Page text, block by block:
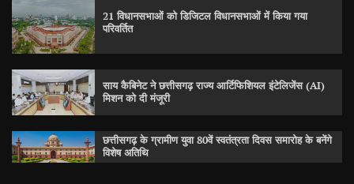
21 विधानसभाओं को डिजिटल विधानसभाओं में किया गया
परिवर्तित
साय कैबिनेट ने छत्तीसगढ़ राज्य आर्टिफिशियल इंटेलिजेंस (AI)
मिशन को दी मंजूरी
छत्तीसगढ़ के ग्रामीण युवा 80वें स्वतंत्रता दिवस समारोह के बनेंगे
विशेष अतिथि